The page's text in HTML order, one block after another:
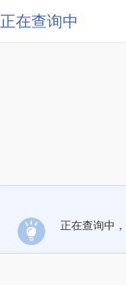
正在查询中
正在查询中